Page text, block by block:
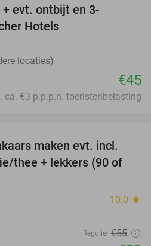
evt. ontbijt en 3-
Hotels
locaties)
€45
ca. €3 p.p.p.n. toeristenbelasting
47%
maken evt. incl.
thee + lekkers (90 of
10.0 star
Regulier €55